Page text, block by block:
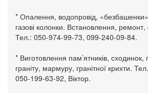
* Опалення, водопровід,
газові колонки. Встановлення, ремонт,
Тел.: 050-974-99-73, 099-240-09-84.
* Виготовлення пам’ятників, сходинок,
граніту, мармуру, гранітної крихти.
050-199-63-92, Віктор.